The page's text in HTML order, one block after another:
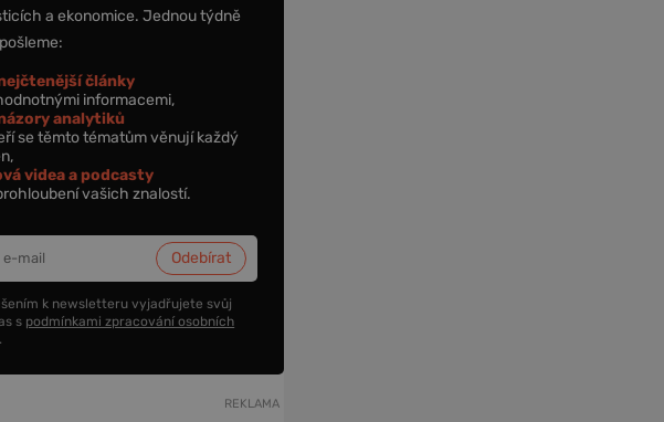
a ekonomice. Jednou týdně
články
informacemi,
analytiků
se těmto tématům věnují každý
videa a podcasty
vašich znalostí.
k newsletteru vyjadřujete svůj
s podmínkami zpracování osobních
.
REKLAMA